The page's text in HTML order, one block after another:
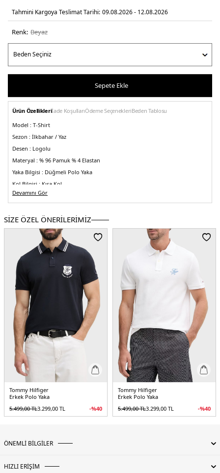
Tahmini Kargoya Teslimat Tarihi: 09.08.2026 - 12.08.2026
Renk: beyaz
Sepete Ekle
Ürün Özellikleriİade KoşullarıÖdeme SeçenekleriBeden Tablosu
Model : T-Shirt
Sezon : İlkbahar / Yaz
Desen : Logolu
Materyal : % 96 Pamuk % 4 Elastan
Yaka Bilgisi : Düğmeli Polo Yaka
Kol Bilgisi : Kısa Kol
Kalıp Bilgisi :Regular Fit
Üretim Yeri :Banglades
3DE1MW0MW38459YBR.25
Devamını Gör
SİZE ÖZEL ÖNERİLERİMİZ
Tommy Hilfiger
Erkek Polo Yaka
5.499,00TL3.299,00 TL -%40
Tommy Hilfiger
Erkek Polo Yaka
5.499,00TL3.299,00 TL -%40
ÖNEMLİ BİLGİLER
HIZLI ERİŞİM